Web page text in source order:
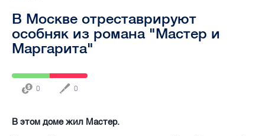
В Москве отреставрируют
особняк из романа "Мастер и
Маргарита"
0 0
В этом доме жил Мастер.